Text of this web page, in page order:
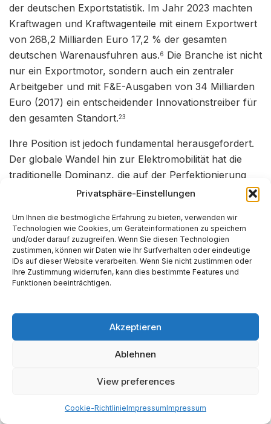
Privatsphäre-Einstellungen
Um Ihnen die bestmögliche Erfahrung zu bieten, verwenden wir
Technologien wie Cookies, um Geräteinformationen zu speichern
und/oder darauf zuzugreifen. Wenn Sie diesen Technologien
zustimmen, können wir Daten wie Ihr Surfverhalten oder eindeutige
IDs auf dieser Website verarbeiten. Wenn Sie nicht zustimmen oder
Ihre Zustimmung widerrufen, kann dies bestimmte Features und
Funktionen beeinträchtigen.
Akzeptieren
Ablehnen
View preferences
Cookie-RichtlinieImpressumImpressum
der deutschen Exportstatistik. Im Jahr 2023 machten
Kraftwagen und Kraftwagenteile mit einem Exportwert
von 268,2 Milliarden Euro 17,2 % der gesamten
deutschen Warenausfuhren aus.6 Die Branche ist nicht
nur ein Exportmotor, sondern auch ein zentraler
Arbeitgeber und mit F&E-Ausgaben von 34 Milliarden
Euro (2017) ein entscheidender Innovationstreiber für
den gesamten Standort.23
Ihre Position ist jedoch fundamental herausgefordert.
Der globale Wandel hin zur Elektromobilität hat die
traditionelle Dominanz, die auf der Perfektionierung
des Verbrennungsmotors beruhte, ins Wanken
Automarkt China, der lange Zeit eine der wichtigsten
Wachstums- und Ertragsquellen war, haben deutsche
Hersteller signifikant an Boden verloren. Während die
Inlandsfertigung in China zunimmt, sank der Export
deutscher Kfz und -teile dorthin allein in den ersten elf
Hersteller wie BYD sind nicht nur auf ihrem
Heimatmarkt dominant, sondern drängen mit
europäischen Markt.24
Diese Entwicklung zwingt die deutschen OEMs in ein